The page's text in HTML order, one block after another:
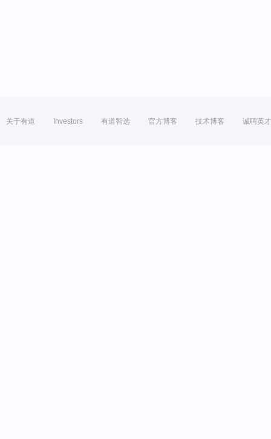
关于有道 Investors 有道智选 官方博客 技术博客 诚聘英才